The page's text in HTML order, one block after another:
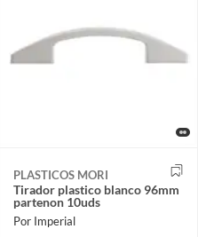
PLASTICOS MORI
Tirador plastico blanco 96mm
partenon 10uds
Por Imperial